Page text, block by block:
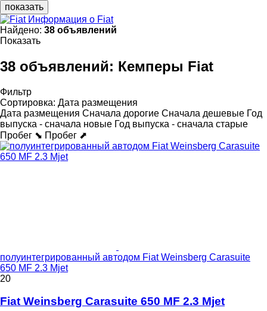
показать
Информация о Fiat
Найдено: 38 объявлений
Показать
38 объявлений: Кемперы Fiat
Фильтр
Сортировка: Дата размещения
Дата размещения Сначала дорогие Сначала дешевые Год
выпуска - сначала новые Год выпуска - сначала старые
Пробег ⬊ Пробег ⬈
полуинтегрированный автодом Fiat Weinsberg Carasuite
650 MF 2.3 Mjet
20
Fiat Weinsberg Carasuite 650 MF 2.3 Mjet